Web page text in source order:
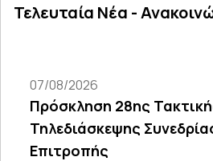
Τελευταία Νέα -
07/08/2026
Πρόσκληση 28ης
Τηλεδιάσκεψης
Επιτροπής